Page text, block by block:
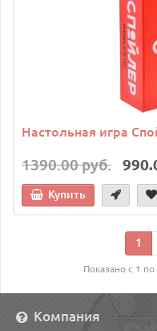
Настольная игра
1390.00 руб.
Купить
1
Показано с 1
Компания